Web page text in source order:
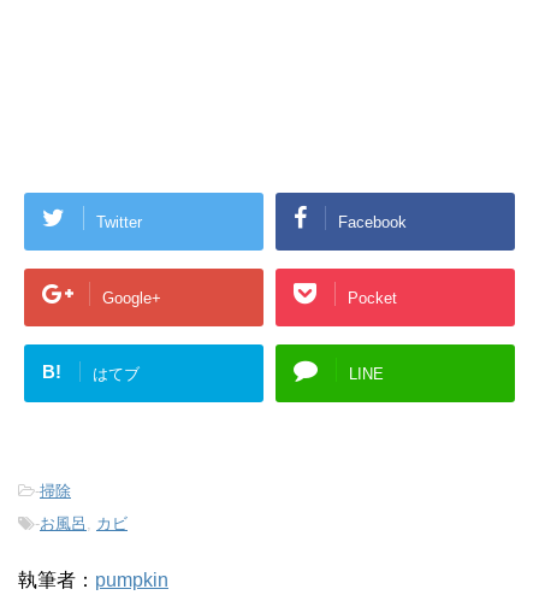
Twitter Facebook
Google+ Pocket
B! はてブ LINE
-掃除
-お風呂 , カビ
執筆者： pumpkin